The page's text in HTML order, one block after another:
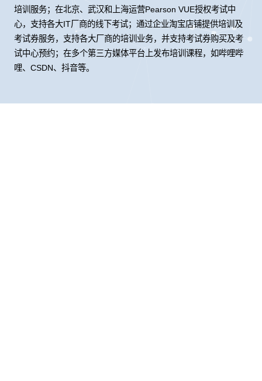
培训服务；在北京、武汉和上海运营Pearson VUE授权考试中
心，支持各大IT厂商的线下考试；通过企业淘宝店铺提供培训及
考试券服务，支持各大厂商的培训业务，并支持考试券购买及考
试中心预约；在多个第三方媒体平台上发布培训课程，如哔哩哔
哩、CSDN、抖音等。